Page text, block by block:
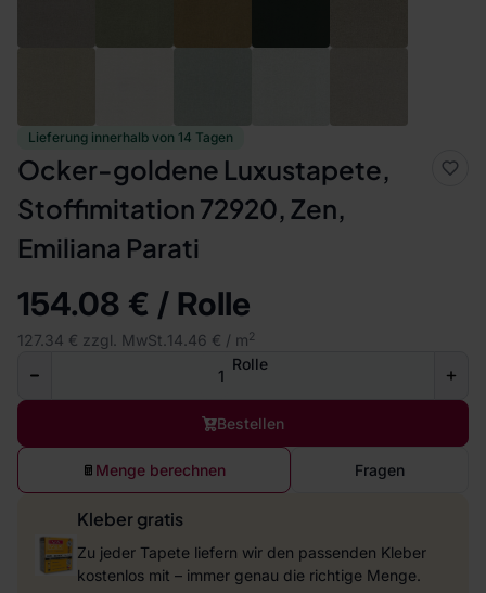
Lieferung innerhalb von 14 Tagen
Ocker-goldene Luxustapete,
Stoffimitation 72920, Zen,
Emiliana Parati
154.08 € / Rolle
127.34 € zzgl. MwSt. 14.46 € / m2
Rolle
Bestellen
Menge berechnen Fragen
Kleber gratis
Zu jeder Tapete liefern wir den passenden Kleber
kostenlos mit – immer genau die richtige Menge.